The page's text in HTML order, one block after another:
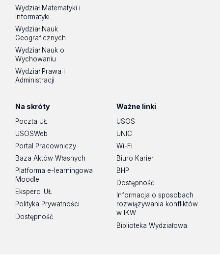
Wydział Matematyki i
Informatyki
Wydział Nauk
Geograficznych
Wydział Nauk o
Wychowaniu
Wydział Prawa i
Administracji
Na skróty
Poczta UŁ
USOSWeb
Portal Pracowniczy
Baza Aktów Własnych
Platforma e-learningowa
Moodle
Eksperci UŁ
Polityka Prywatności
Dostępność
Ważne linki
USOS
UNIC
Wi-Fi
Biuro Karier
BHP
Dostępność
Informacja o sposobach
rozwiązywania konfliktów
w IKW
Biblioteka Wydziałowa